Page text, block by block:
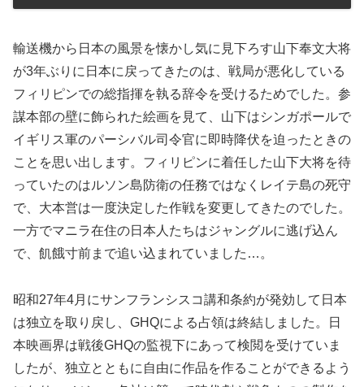
輸送機から日本の風景を懐かし気に見下ろす山下奉文大将
が3年ぶりに日本に戻ってきたのは、戦局が悪化している
フィリピンでの総指揮を執る辞令を受けるためでした。参
謀本部の壁に飾られた絵画を見て、山下はシンガポールで
イギリス軍のパーシバル司令官に即時降伏を迫ったときの
ことを思い出します。フィリピンに着任した山下大将を待
っていたのはルソン島防衛の任務ではなくレイテ島の死守
で、大本営は一度決定した作戦を変更してきたのでした。
一方でマニラ在住の日本人たちはジャングルに逃げ込ん
で、飢餓寸前まで追い込まれていました…。
昭和27年4月にサンフランシスコ講和条約が発効して日本
は独立を取り戻し、GHQによる占領は終結しました。日
本映画界は戦後GHQの監視下にあって検閲を受けていま
したが、独立とともに自由に作品を作ることができるよう